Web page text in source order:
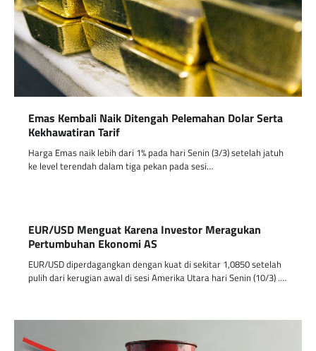
Emas Kembali Naik Ditengah Pelemahan Dolar Serta
Kekhawatiran Tarif
Harga Emas naik lebih dari 1% pada hari Senin (3/3) setelah jatuh
ke level terendah dalam tiga pekan pada sesi…
EUR/USD Menguat Karena Investor Meragukan
Pertumbuhan Ekonomi AS
EUR/USD diperdagangkan dengan kuat di sekitar 1,0850 setelah
pulih dari kerugian awal di sesi Amerika Utara hari Senin (10/3) .…